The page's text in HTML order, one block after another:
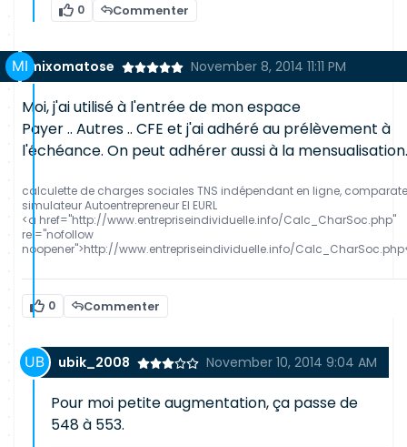
0 Commenter
mixomatose November 8, 2014 11:11 PM
Moi, j'ai utilisé à l'entrée de mon espace
Payer .. Autres .. CFE et j'ai adhéré au prélèvement à
l'échéance. On peut adhérer aussi à la mensualisation.
calculette de charges sociales TNS indépendant en ligne,
simulateur Autoentrepreneur EI EURL
<a href="http://www.entrepriseindividuelle.info/Calc_CharSoc.php"
rel="nofollow
noopener">http://www.entrepriseindividuelle.info/
0 Commenter
ubik_2008 November 10, 2014 9:04 AM
Pour moi petite augmentation, ça passe de
548 à 553.